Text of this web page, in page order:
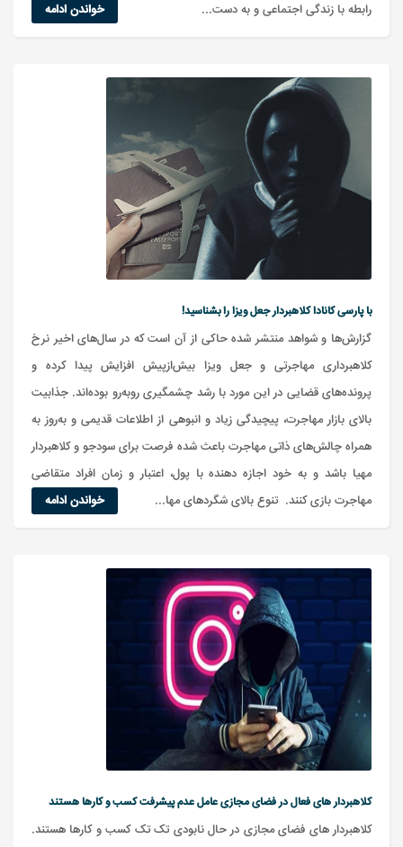
رابطه با زندگی اجتماعی و به دست...
خواندن ادامه
با پارسی کانادا کلاهبردار جعل ویزا را بشناسید!
گزارش‌ها و شواهد منتشر شده حاکی از آن است که در سال‌های اخیر نرخ
کلاهبرداری مهاجرتی و جعل ویزا بیش‌ازپیش افزایش پیدا کرده و
پرونده‌های قضایی در این مورد با رشد چشمگیری روبه‌رو بوده‌اند. جذابیت
بالای بازار مهاجرت، پیچیدگی زیاد و انبوهی از اطلاعات قدیمی و به‌روز به
همراه چالش‌های ذاتی مهاجرت باعث شده فرصت برای سودجو و کلاهبردار
مهیا باشد و به خود اجازه دهنده با پول، اعتبار و زمان افراد متقاضی
مهاجرت بازی کنند. تنوع بالای شگردهای مها...
خواندن ادامه
کلاهبردار های فعال در فضای مجازی عامل عدم پیشرفت کسب و کارها هستند
کلاهبردار های فضای مجازی در حال نابودی تک تک کسب و کارها هستند.